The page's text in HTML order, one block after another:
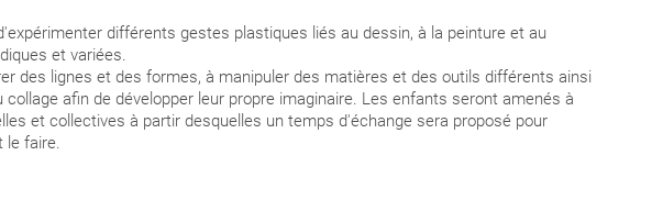
différents gestes plastiques liés au dessin, à la peinture et au
et variées.
des lignes et des formes, à manipuler des matières et des outils différents ainsi
afin de développer leur propre imaginaire. Les enfants seront amenés à
et collectives à partir desquelles un temps d'échange sera proposé pour
le faire.